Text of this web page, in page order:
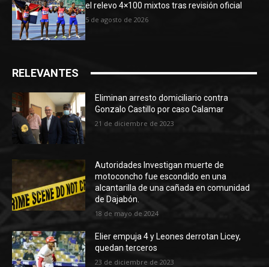
el relevo 4×100 mixtos tras revisión oficial
5 de agosto de 2026
RELEVANTES
Eliminan arresto domiciliario contra
Gonzalo Castillo por caso Calamar
21 de diciembre de 2023
Autoridades Investigan muerte de
motoconcho fue escondido en una
alcantarilla de una cañada en comunidad
de Dajabón.
18 de mayo de 2024
Elier empuja 4 y Leones derrotan Licey,
quedan terceros
23 de diciembre de 2023